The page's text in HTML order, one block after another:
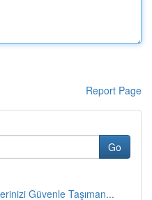
Report Page
Go
Güvenle Taşıman...